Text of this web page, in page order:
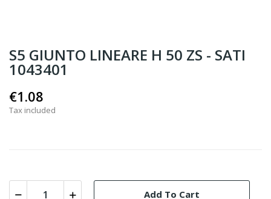
S5 GIUNTO LINEARE H 50 ZS - SATI
1043401
€1.08
Tax included
Add To Cart